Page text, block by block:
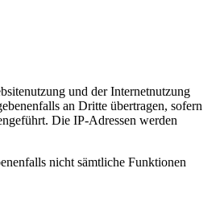
und der Internetnutzung
an Dritte übertragen, sofern
Die IP-Adressen werden
nicht sämtliche Funktionen